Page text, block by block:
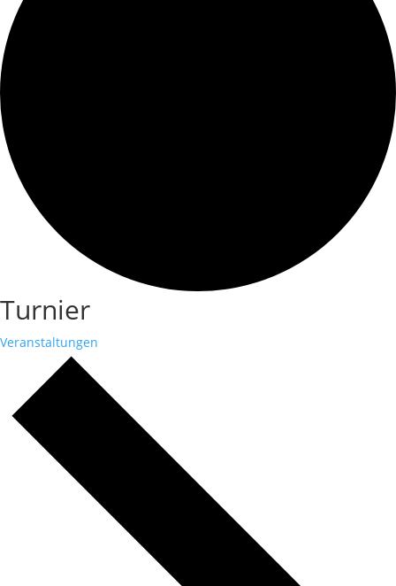
Turnier
Veranstaltungen